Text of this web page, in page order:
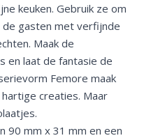
keuken. Gebruik ze om
de gasten met verfijnde
Maak de
en laat de fantasie de
Femore maak
creaties. Maar
90 mm x 31 mm en een